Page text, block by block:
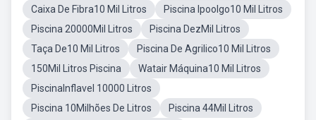
Caixa De Fibra10 Mil Litros
Piscina Ipoolgo10 Mil Litros
Piscina 20000Mil Litros
Piscina DezMil Litros
Taça De10 Mil Litros
Piscina De Agrilico10 Mil Litros
150Mil Litros Piscina
Watair Máquina10 Mil Litros
PiscinaInflavel 10000 Litros
Piscina 10Milhões De Litros
Piscina 44Mil Litros